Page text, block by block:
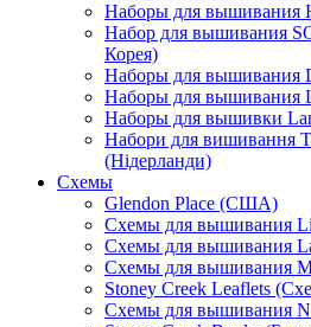
Наборы для вышивания
Набор для вышивания
Корея)
Наборы для вышивания
Наборы для вышивания
Наборы для вышивки
Набори для вишивання
(Нідерланди)
Схемы
Glendon Place (США)
Схемы для вышивания
Схемы для вышивания
Схемы для вышивания
Stoney Creek Leaflets
Схемы для вышивания